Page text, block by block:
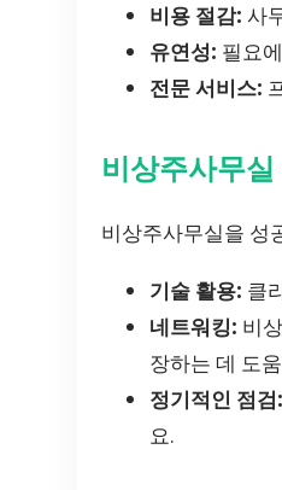
비용 절감: 사
유연성: 필요
전문 서비스:
비상주사무
비상주사무실을 성
기술 활용: 클
네트워킹: 비
장하는 데 도
정기적인 점검:
요.